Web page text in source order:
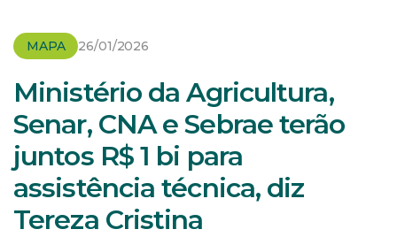
MAPA 26/01/2026
Ministério da Agricultura,
Senar, CNA e Sebrae terão
juntos R$ 1 bi para
assistência técnica, diz
Tereza Cristina